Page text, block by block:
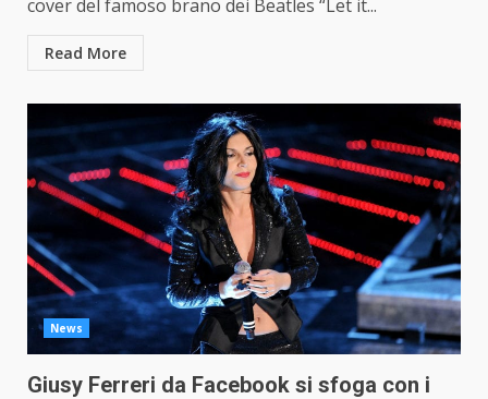
cover del famoso brano dei Beatles “Let it...
Read More
News
Giusy Ferreri da Facebook si sfoga con i